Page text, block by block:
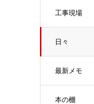
工事現場
日々
最新メモ
本の棚